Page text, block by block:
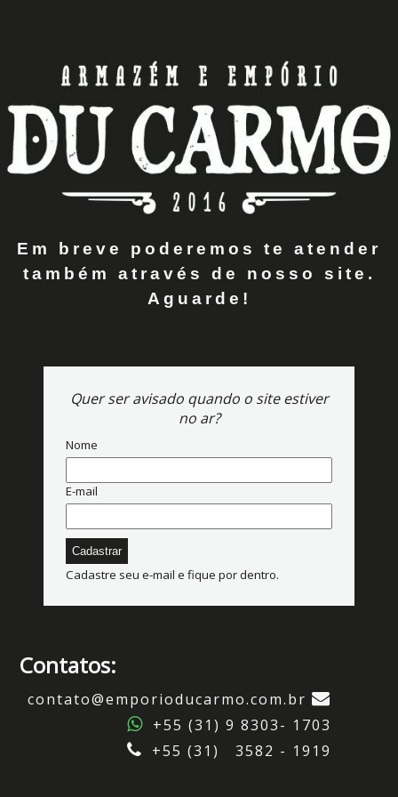
Em breve poderemos te atender
também através de nosso site.
Aguarde!
Quer ser avisado quando o site estiver
no ar?
Nome
E-mail
Cadastre seu e-mail e fique por dentro.
Contatos:
contato@emporioducarmo.com.br
+55 (31) 9 8303- 1703
+55 (31) 3582 - 1919